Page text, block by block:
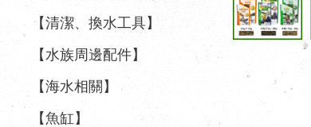
【清潔、換水工具】
【水族周邊配件】
【海水相關】
【魚缸】